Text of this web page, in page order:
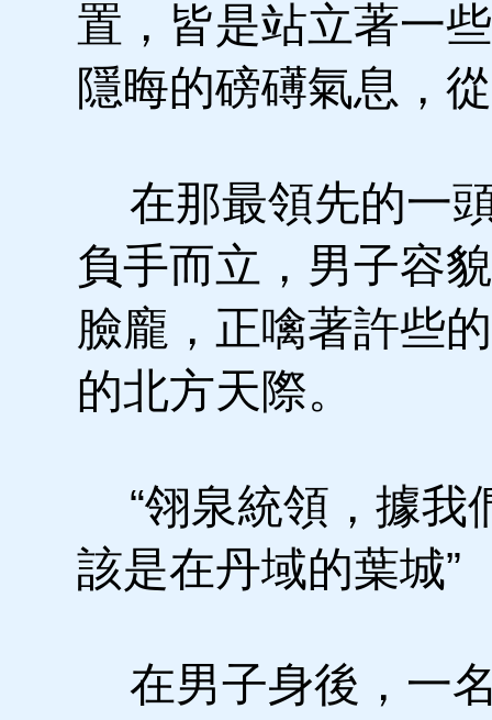
置，皆是站立著一
隱晦的磅礡氣息，
在那最領先的一
負手而立，男子容
臉龐，正噙著許些
的北方天際。
“翎泉統領，據我
該是在丹域的葉城”
在男子身後，一